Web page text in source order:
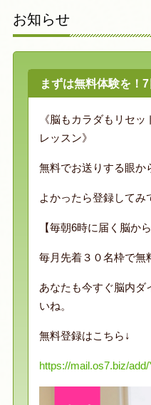
お知らせ
まずは無料体験を！
《脳もカラダもリセ
レッスン》
無料でお送りする眼か
よかったら登録してみ
【毎朝6時に届く脳か
毎月先着３０名枠で無
あなたも今すぐ脳内ダ
いね。
無料登録はこちら↓
https://mail.os7.biz/